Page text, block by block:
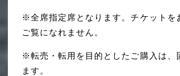
※全席指定席となります。チケットを
ご覧になれません。
※転売・転用を目的としたご購入は、
ます。